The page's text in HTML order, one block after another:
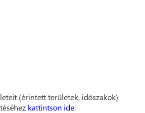
(érintett területek, időszakok)
kattintson ide.